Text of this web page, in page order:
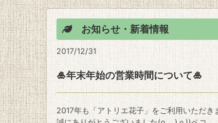
お知らせ・新着情報
2017/12/31
🎍年末年始の営業時間について🎍
2017年も「アトリエ花子」をご利用いただき